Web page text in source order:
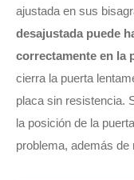
ajustada en sus
desajustada puede
correctamente en la
cierra la puerta
placa sin resistencia.
la posición de la
problema, además